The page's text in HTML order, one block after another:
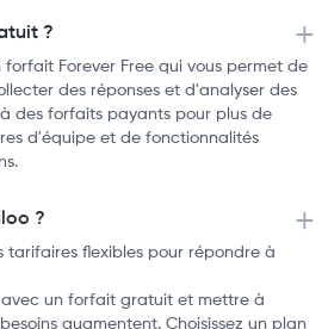
?
forfait Forever Free qui vous permet de
des réponses et d'analyser des
à des forfaits payants pour plus de
d'équipe et de fonctionnalités
?
tarifaires flexibles pour répondre à
avec un forfait gratuit et mettre à
augmentent. Choisissez un plan